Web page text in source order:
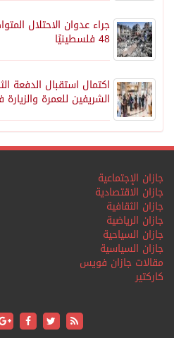
جراء عدوان الاحتلال
48 فلسطينيًا
اكتمال استقبال الدفعة
الشريفين للعمرة
جازان الإجتماعية
جازان الاقتصادية
جازان الثقافية
جازان الرياضية
جازان السياحية
جازان السياسية
مقالات جازان فويس
كاركتير